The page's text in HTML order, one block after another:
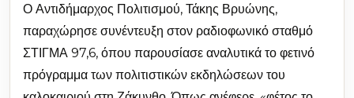
Ο Αντιδήμαρχος Πολιτισμού, Τάκης Βρυώνης,
παραχώρησε συνέντευξη στον ραδιοφωνικό σταθμό
ΣΤΙΓΜΑ 97,6, όπου παρουσίασε αναλυτικά το φετινό
πρόγραμμα των πολιτιστικών εκδηλώσεων του